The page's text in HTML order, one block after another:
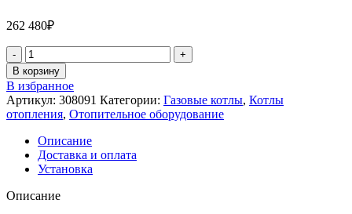
262 480₽
В корзину
В избранное
Артикул: 308091 Категории: Газовые котлы, Котлы
отопления, Отопительное оборудование
Описание
Доставка и оплата
Установка
Описание